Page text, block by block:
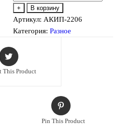
товара
АКИП-2206
Мультиметр
+ В корзину
Артикул: АКИП-2206
Категория: Разное
This Product
Pin This Product